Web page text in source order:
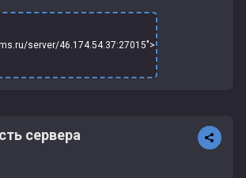
server/46.174.54.37:27015">
сервера